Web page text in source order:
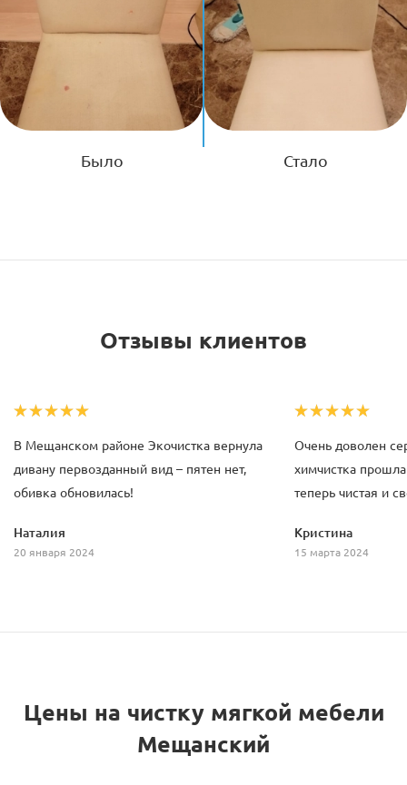
Было Стало
Отзывы клиентов
В Мещанском районе Экочистка вернула
дивану первозданный вид – пятен нет,
обивка обновилась!
Наталия
20 января 2024
Очень доволен
химчистка
теперь чистая и
Кристина
15 марта 2024
Цены на чистку мягкой мебели
Мещанский